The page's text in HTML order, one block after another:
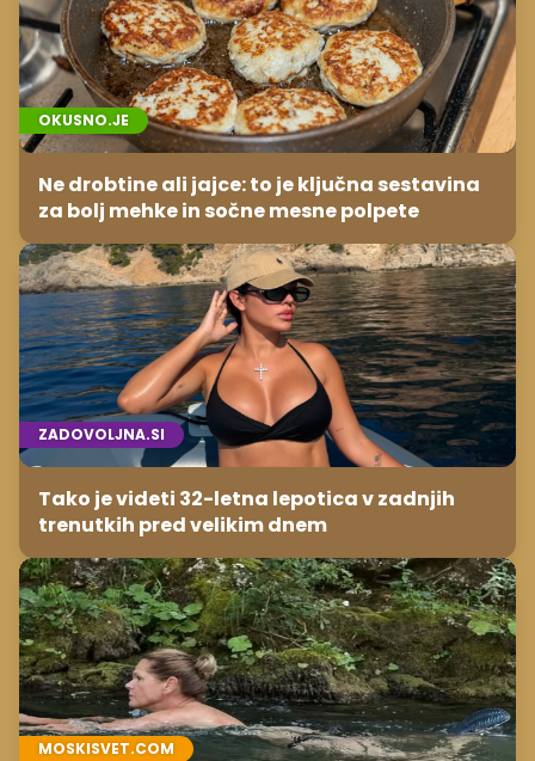
OKUSNO.JE
Ne drobtine ali jajce: to je ključna sestavina
za bolj mehke in sočne mesne polpete
ZADOVOLJNA.SI
Tako je videti 32-letna lepotica v zadnjih
trenutkih pred velikim dnem
MOSKISVET.COM